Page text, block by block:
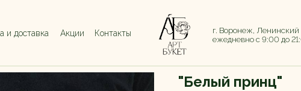
г. Воронеж, Ленинский
ежедневно с 9:00 до
и доставка Акции Контакты
"Белый принц"